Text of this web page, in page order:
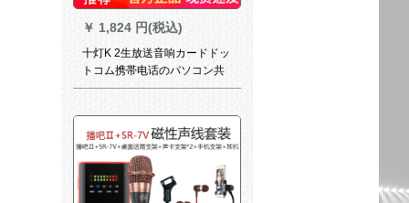
￥ 1,824 円(税込)
十灯K 2生放送音响カードドッ
トコム携帯电话のパソコン共
通の早手で麦を叫んで歌を歌
内キャスターセバスジット
【ラッキトラック】